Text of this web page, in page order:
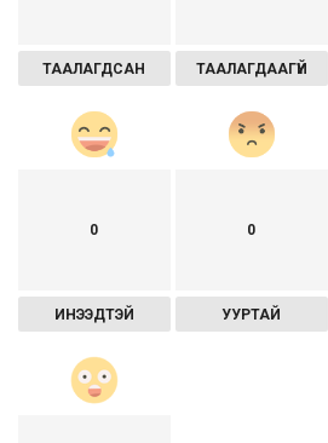
ТААЛАГДСАН ТААЛАГДААГҮЙ
0
ИНЭЭДТЭЙ
0
УУРТАЙ